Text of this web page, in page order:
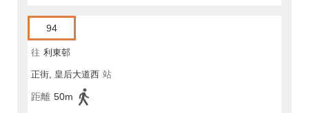
94
往 利東邨
正街, 皇后大道西 站
距離 50m